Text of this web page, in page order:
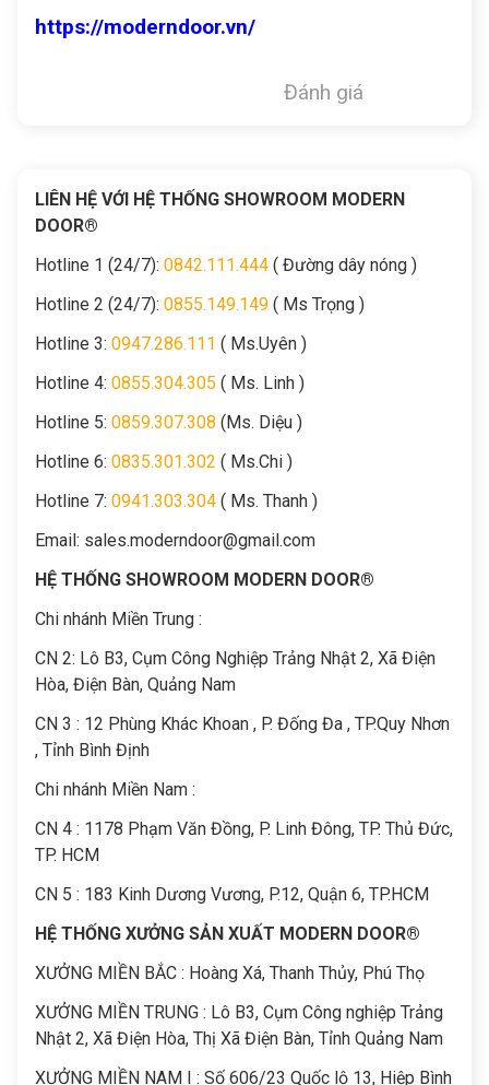
https://moderndoor.vn/
Đánh giá
LIÊN HỆ VỚI HỆ THỐNG SHOWROOM MODERN
DOOR®
Hotline 1 (24/7): 0842.111.444 ( Đường dây nóng )
Hotline 2 (24/7): 0855.149.149 ( Ms Trọng )
Hotline 3: 0947.286.111 ( Ms.Uyên )
Hotline 4: 0855.304.305 ( Ms. Linh )
Hotline 5: 0859.307.308 (Ms. Diệu )
Hotline 6: 0835.301.302 ( Ms.Chi )
Hotline 7: 0941.303.304 ( Ms. Thanh )
Email: sales.moderndoor@gmail.com
HỆ THỐNG SHOWROOM MODERN DOOR®
Chi nhánh Miền Trung :
CN 2: Lô B3, Cụm Công Nghiệp Trảng Nhật 2, Xã Điện
Hòa, Điện Bàn, Quảng Nam
CN 3 : 12 Phùng Khác Khoan , P. Đống Đa , TP.Quy Nhơn
, Tỉnh Bình Định
Chi nhánh Miền Nam :
CN 4 : 1178 Phạm Văn Đồng, P. Linh Đông, TP. Thủ Đức,
TP. HCM
CN 5 : 183 Kinh Dương Vương, P.12, Quận 6, TP.HCM
HỆ THỐNG XƯỞNG SẢN XUẤT MODERN DOOR®
XƯỞNG MIỀN BẮC : Hoàng Xá, Thanh Thủy, Phú Thọ
XƯỞNG MIỀN TRUNG : Lô B3, Cụm Công nghiệp Trảng
Nhật 2, Xã Điện Hòa, Thị Xã Điện Bàn, Tỉnh Quảng Nam
XƯỞNG MIỀN NAM I : Số 606/23 Quốc lộ 13, Hiệp Bình